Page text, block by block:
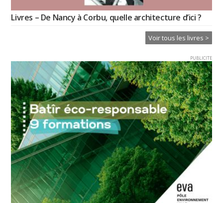
Livres – De Nancy à Corbu, quelle architecture d’ici ?
Voir tous les livres >
PUBLICITE